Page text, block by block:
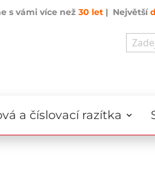
s vámi více než 30 let | Největší
a číslovací razítka